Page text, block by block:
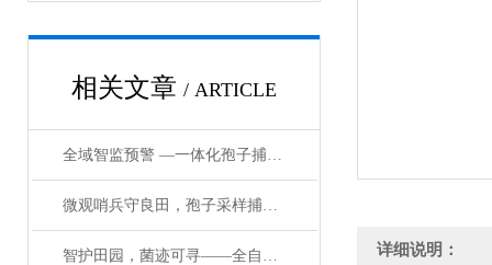
相关文章 / ARTICLE
全域智监预警 —一体化孢子捕捉监测系统赋能绿色农业，守护粮食与生态安全
微观哨兵守良田，孢子采样捕捉仪筑牢农林病害防控第一道防线
智护田园，菌迹可寻——全自动植物病菌孢子捕捉仪的守护之道 详细说明：